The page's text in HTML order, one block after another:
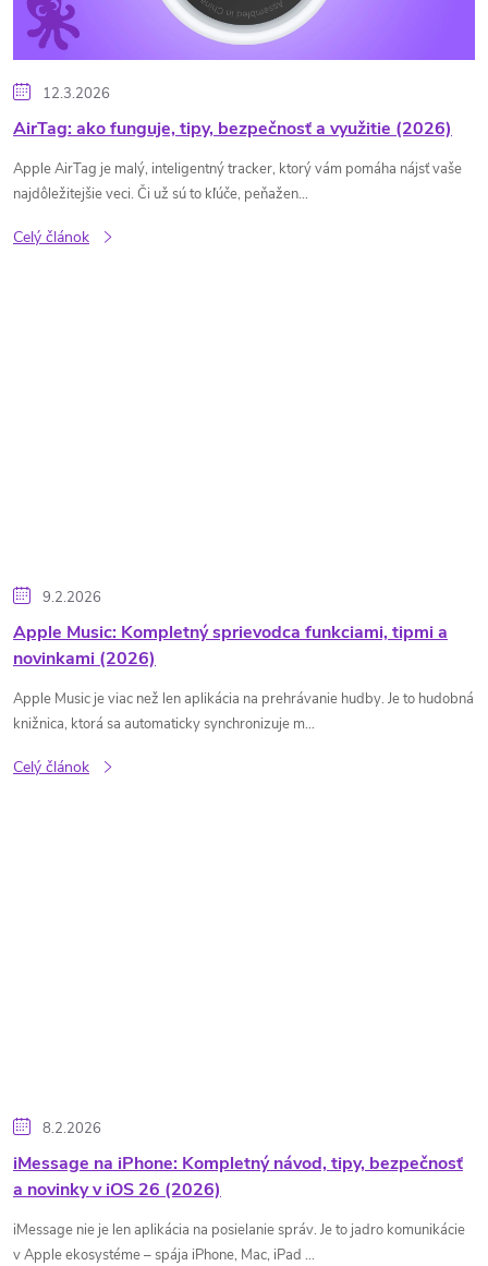
s
č
l
á
n
12.3.2026
AirTag: ako funguje, tipy, bezpečnosť a využitie (2026)
Apple AirTag je malý, inteligentný tracker, ktorý vám pomáha nájsť vaše
najdôležitejšie veci. Či už sú to kľúče, peňažen...
Celý článok
9.2.2026
Apple Music: Kompletný sprievodca funkciami, tipmi a
novinkami (2026)
Apple Music je viac než len aplikácia na prehrávanie hudby. Je to hudobná
knižnica, ktorá sa automaticky synchronizuje m...
Celý článok
8.2.2026
iMessage na iPhone: Kompletný návod, tipy, bezpečnosť
a novinky v iOS 26 (2026)
iMessage nie je len aplikácia na posielanie správ. Je to jadro komunikácie
v Apple ekosystéme – spája iPhone, Mac, iPad ...